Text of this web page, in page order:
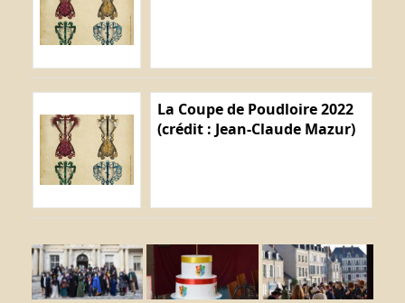
La Coupe de Poudloire 2022
(crédit : Jean-Claude Mazur)